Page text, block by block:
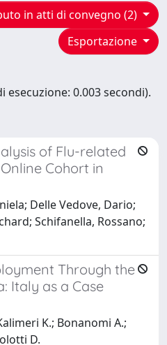
in atti di convegno (2)
Esportazione
esecuzione: 0.003 secondi).
of Flu-related
Cohort in
Delle Vedove, Dario;
Schifanella, Rossano;
Through the
Italy as a Case
K.; Bonanomi A.;
D.